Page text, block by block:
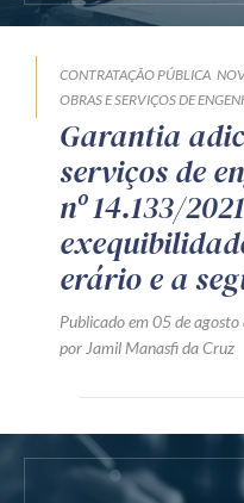
CONTRATAÇÃO PÚBLICA
OBRAS E SERVIÇOS DE
Garantia
serviços de
nº 14.133/
erário e a
Publicado em 05 de
por Jamil Manasfi da Cruz